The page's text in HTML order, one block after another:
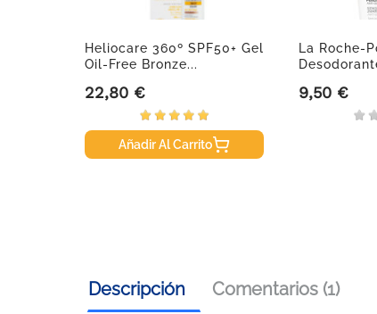
Heliocare 360º SPF50+ Gel
Oil-Free Bronze...
Precio
22,80 €
Añadir Al Carrito
La Roche-
Precio
9,50 €
Descripción Comentarios (1)